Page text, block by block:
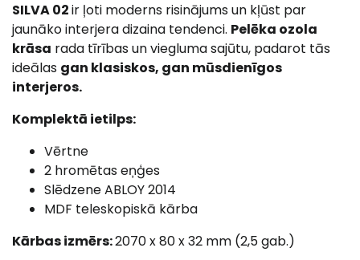
SILVA 02ir ļoti moderns risinājums un kļūst par
jaunāko interjera dizaina tendenci. Pelēka ozola
krāsa rada tīrības un viegluma sajūtu, padarot tās
ideālas gan klasiskos, gan mūsdienīgos
interjeros.
Komplektā ietilps:
Vērtne
2 hromētas eņģes
Slēdzene ABLOY 2014
MDF teleskopiskā kārba
Kārbas izmērs:2070 x 80 x 32 mm (2,5 gab.)